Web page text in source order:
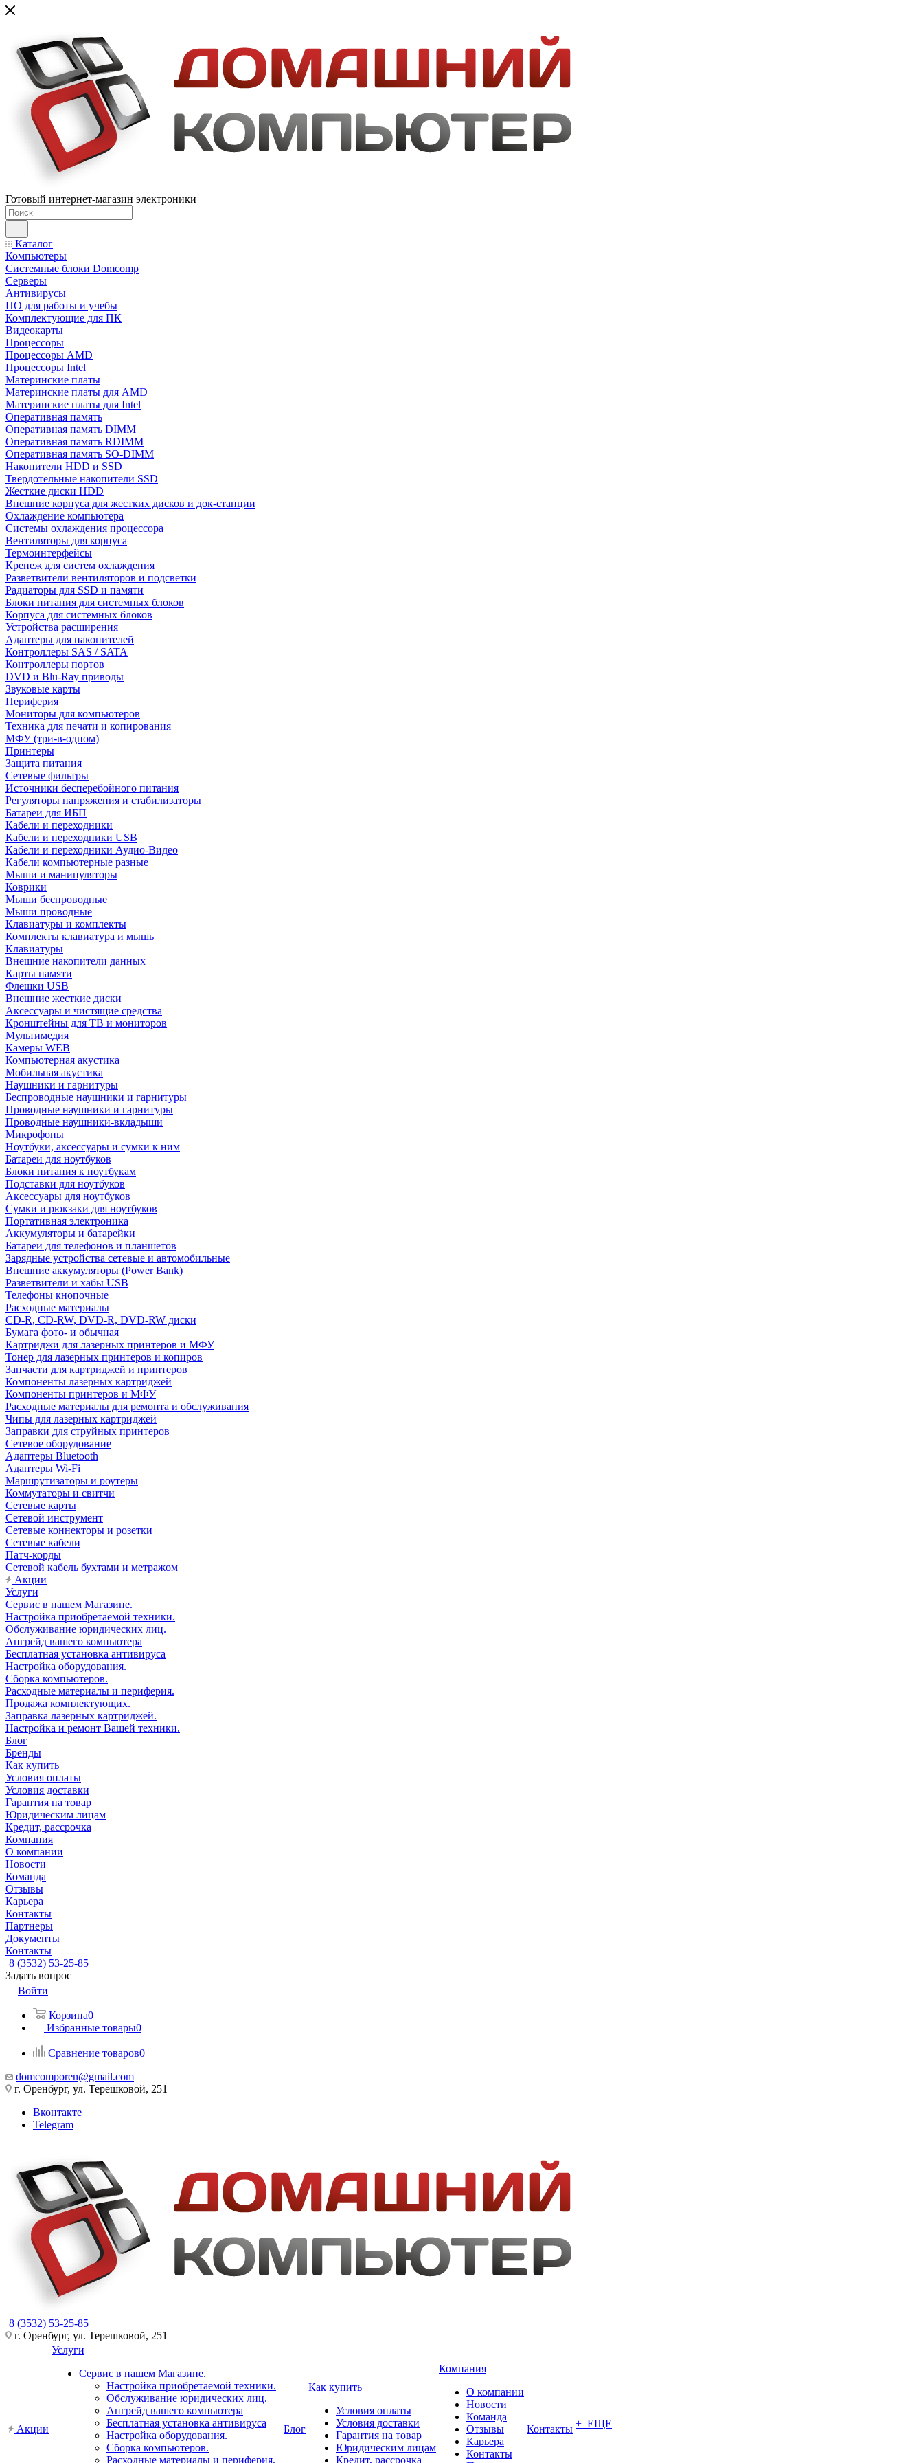
Готовый интернет-магазин электроники
Каталог
Компьютеры
Системные блоки Domcomp
Серверы
Антивирусы
ПО для работы и учебы
Комплектующие для ПК
Видеокарты
Процессоры
Процессоры AMD
Процессоры Intel
Материнские платы
Материнские платы для AMD
Материнские платы для Intel
Оперативная память
Оперативная память DIMM
Оперативная память RDIMM
Оперативная память SO-DIMM
Накопители HDD и SSD
Твердотельные накопители SSD
Жесткие диски HDD
Внешние корпуса для жестких дисков и док-станции
Охлаждение компьютера
Системы охлаждения процессора
Вентиляторы для корпуса
Термоинтерфейсы
Крепеж для систем охлаждения
Разветвители вентиляторов и подсветки
Радиаторы для SSD и памяти
Блоки питания для системных блоков
Корпуса для системных блоков
Устройства расширения
Адаптеры для накопителей
Контроллеры SAS / SATA
Контроллеры портов
DVD и Blu-Ray приводы
Звуковые карты
Периферия
Мониторы для компьютеров
Техника для печати и копирования
МФУ (три-в-одном)
Принтеры
Защита питания
Сетевые фильтры
Источники бесперебойного питания
Регуляторы напряжения и стабилизаторы
Батареи для ИБП
Кабели и переходники
Кабели и переходники USB
Кабели и переходники Аудио-Видео
Кабели компьютерные разные
Мыши и манипуляторы
Коврики
Мыши беспроводные
Мыши проводные
Клавиатуры и комплекты
Комплекты клавиатура и мышь
Клавиатуры
Внешние накопители данных
Карты памяти
Флешки USB
Внешние жесткие диски
Аксессуары и чистящие средства
Кронштейны для ТВ и мониторов
Мультимедия
Камеры WEB
Компьютерная акустика
Мобильная акустика
Наушники и гарнитуры
Беспроводные наушники и гарнитуры
Проводные наушники и гарнитуры
Проводные наушники-вкладыши
Микрофоны
Ноутбуки, аксессуары и сумки к ним
Батареи для ноутбуков
Блоки питания к ноутбукам
Подставки для ноутбуков
Аксессуары для ноутбуков
Сумки и рюкзаки для ноутбуков
Портативная электроника
Аккумуляторы и батарейки
Батареи для телефонов и планшетов
Зарядные устройства сетевые и автомобильные
Внешние аккумуляторы (Power Bank)
Разветвители и хабы USB
Телефоны кнопочные
Расходные материалы
CD-R, CD-RW, DVD-R, DVD-RW диски
Бумага фото- и обычная
Картриджи для лазерных принтеров и МФУ
Тонер для лазерных принтеров и копиров
Запчасти для картриджей и принтеров
Компоненты лазерных картриджей
Компоненты принтеров и МФУ
Расходные материалы для ремонта и обслуживания
Чипы для лазерных картриджей
Заправки для струйных принтеров
Сетевое оборудование
Адаптеры Bluetooth
Адаптеры Wi-Fi
Маршрутизаторы и роутеры
Коммутаторы и свитчи
Сетевые карты
Сетевой инструмент
Сетевые коннекторы и розетки
Сетевые кабели
Патч-корды
Сетевой кабель бухтами и метражом
Акции
Услуги
Сервис в нашем Магазине.
Настройка приобретаемой техники.
Обслуживание юридических лиц.
Апгрейд вашего компьютера
Бесплатная установка антивируса
Настройка оборудования.
Сборка компьютеров.
Расходные материалы и периферия.
Продажа комплектующих.
Заправка лазерных картриджей.
Настройка и ремонт Вашей техники.
Блог
Бренды
Как купить
Условия оплаты
Условия доставки
Гарантия на товар
Юридическим лицам
Кредит, рассрочка
Компания
О компании
Новости
Команда
Отзывы
Карьера
Контакты
Партнеры
Документы
Контакты
8 (3532) 53-25-85
Задать вопрос
Войти
Корзина0
Избранные товары0
Сравнение товаров0
domcomporen@gmail.com
г. Оренбург, ул. Терешковой, 251
Вконтакте
Telegram
8 (3532) 53-25-85
г. Оренбург, ул. Терешковой, 251
Акции
Услуги
Сервис в нашем Магазине.
Настройка приобретаемой техники.
Обслуживание юридических лиц.
Апгрейд вашего компьютера
Бесплатная установка антивируса
Настройка оборудования.
Сборка компьютеров.
Расходные материалы и периферия.
Блог
Как купить
Условия оплаты
Условия доставки
Гарантия на товар
Юридическим лицам
Кредит, рассрочка
Компания
О компании
Новости
Команда
Отзывы
Карьера
Контакты
Контакты + ЕЩЕ